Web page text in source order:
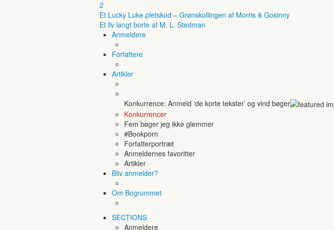
2
Et Lucky Luke pletskud – Grønskollingen af Morris & Gosinny
Et liv langt borte af M. L. Stedman
Anmeldere
Forfattere
Artikler
Konkurrence: Anmeld ‘de korte tekster’ og vind bøger
Konkurrencer
Fem bøger jeg ikke glemmer
#Bookporn
Forfatterportræt
Anmeldernes favoritter
Artikler
Bliv anmelder?
Om Bogrummet
SECTIONS
Anmeldere